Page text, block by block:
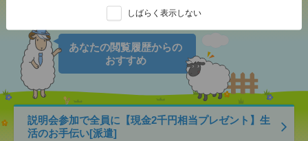
しばらく表示しない
あなたの閲覧履歴からの
おすすめ
説明会参加で全員に【現金2千円相当プレゼント】生
活のお手伝い[派遣]